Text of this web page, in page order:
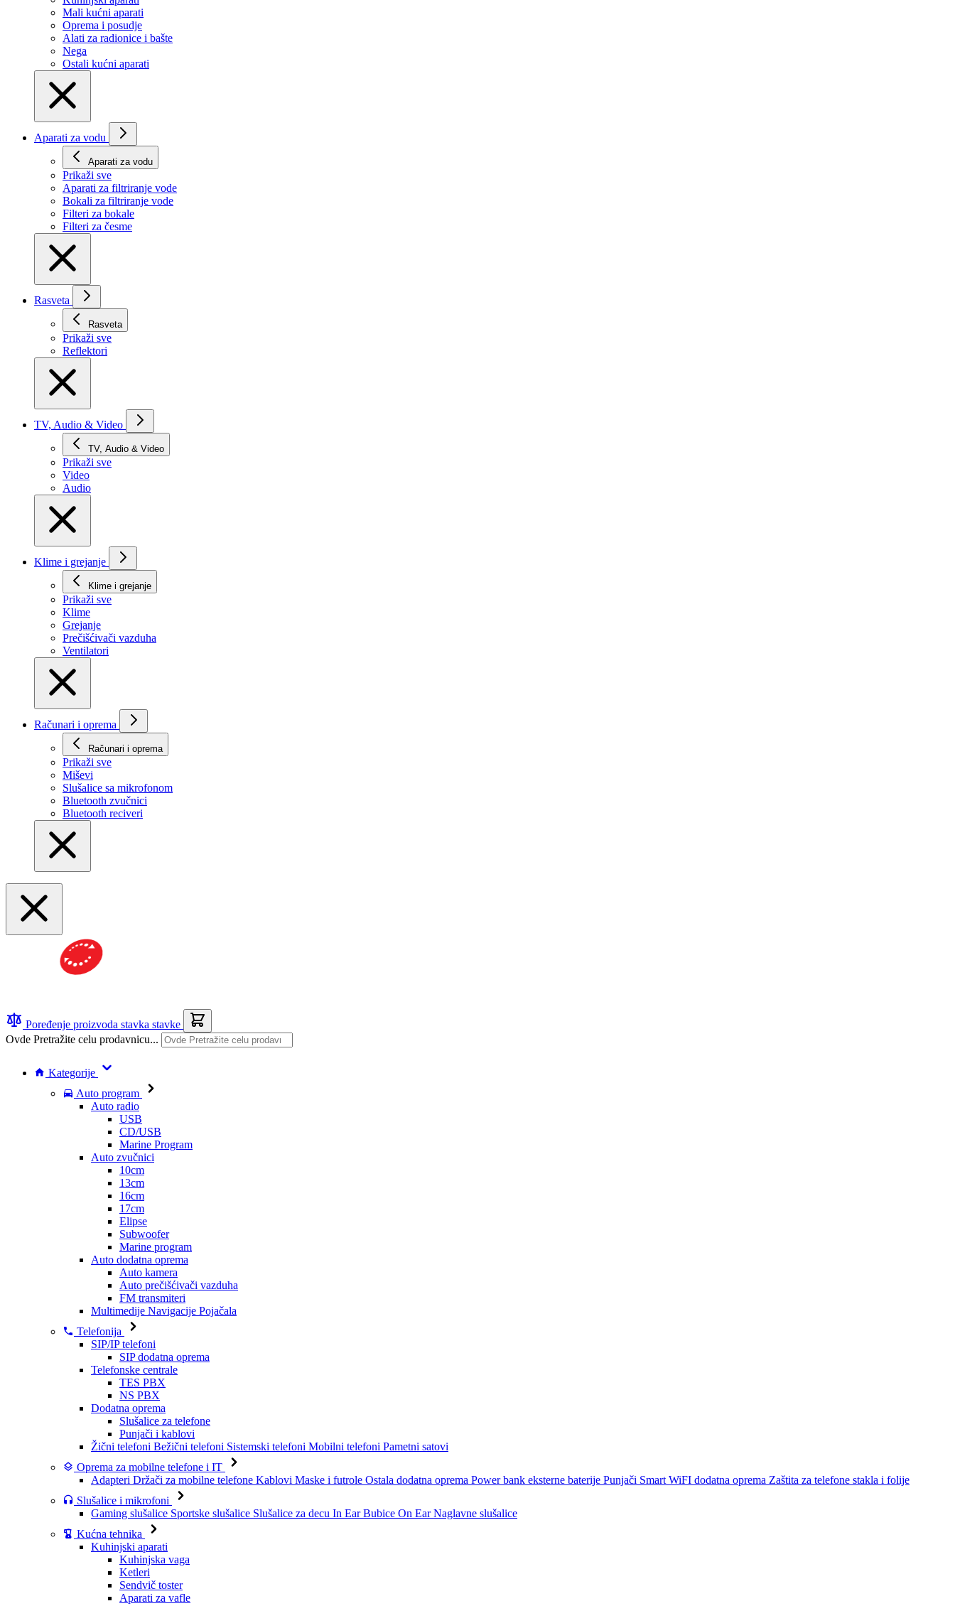
Mali kućni aparati
Oprema i posudje
Alati za radionice i bašte
Nega
Ostali kućni aparati
Aparati za vodu
Aparati za vodu
Prikaži svе
Aparati za filtriranje vode
Bokali za filtriranje vode
Filteri za bokale
Filteri za česme
Rasveta
Rasveta
Prikaži svе
Reflektori
TV, Audio & Video
TV, Audio & Video
Prikaži svе
Video
Audio
Klime i grejanje
Klime i grejanje
Prikaži svе
Klime
Grejanje
Prečišćivači vazduha
Ventilatori
Računari i oprema
Računari i oprema
Prikaži svе
Miševi
Slušalice sa mikrofonom
Bluetooth zvučnici
Bluetooth reciveri
Poređenje proizvoda stavka stavke
Ovde Pretražite celu prodavnicu...
Kategorije
Auto program
Auto radio
USB
CD/USB
Marine Program
Auto zvučnici
10cm
13cm
16cm
17cm
Elipse
Subwoofer
Marine program
Auto dodatna oprema
Auto kamera
Auto prečišćivači vazduha
FM transmiteri
Multimedije Navigacije Pojačala
Telefonija
SIP/IP telefoni
SIP dodatna oprema
Telefonske centrale
TES PBX
NS PBX
Dodatna oprema
Slušalice za telefone
Punjači i kablovi
Žični telefoni Bežični telefoni Sistemski telefoni Mobilni telefoni Pametni satovi
Oprema za mobilne telefone i IT
Adapteri Držači za mobilne telefone Kablovi Maske i futrole Ostala dodatna oprema Power bank eksterne baterije Punjači Smart WiFI dodatna oprema Zaštita za telefone stakla i folije
Slušalice i mikrofoni
Gaming slušalice Sportske slušalice Slušalice za decu In Ear Bubice On Ear Naglavne slušalice
Kućna tehnika
Kuhinjski aparati
Kuhinjska vaga
Ketleri
Sendvič toster
Aparati za vafle